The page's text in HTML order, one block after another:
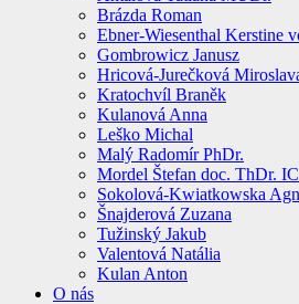
Brázda Roman
Ebner-Wiesenthal Kerstine
Gombrowicz Janusz
Hricová-Jurečková
Kratochvíl Braněk
Kulanová Anna
Leško Michal
Malý Radomír PhDr.
Mordel Štefan doc. ThDr.
Sokolová-Kwiatkowska
Šnajderová Zuzana
Tužinský Jakub
Valentová Natália
Kulan Anton
O nás